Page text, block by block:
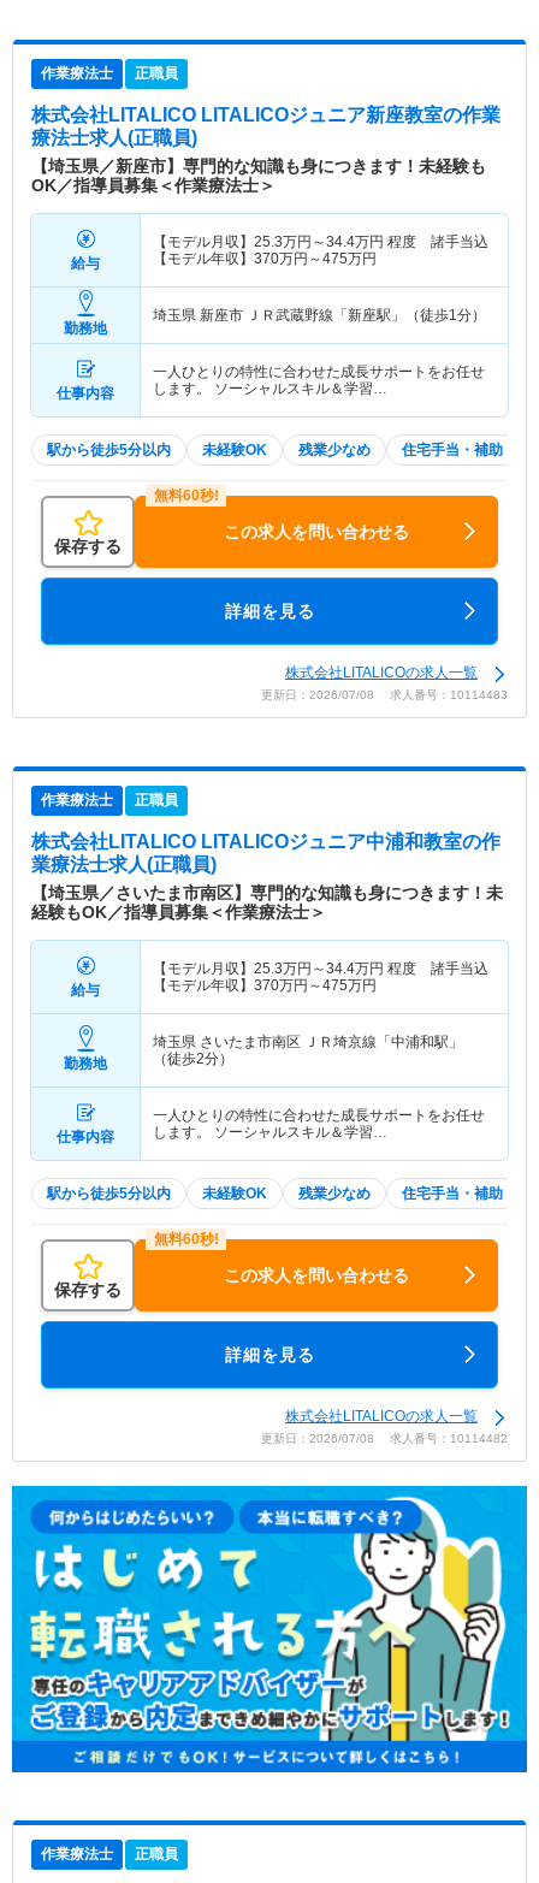
作業療法士 正職員
株式会社LITALICO LITALICOジュニア新座教室の作業
療法士求人(正職員)
【埼玉県／新座市】専門的な知識も身につきます！未経験も
OK／指導員募集＜作業療法士＞
給与
【モデル月収】 25.3万円～34.4万円 程度 諸手当込
【モデル年収】 370万円～475万円
勤務地
埼玉県 新座市 ＪＲ武蔵野線「新座駅」（徒歩1分）
仕事内容
一人ひとりの特性に合わせた成長サポートをお任せ
します。 ソーシャルスキル＆学習…
駅から徒歩5分以内 未経験OK 残業少なめ 住宅手当・補助
保存する
この求人を問い合わせる
詳細を見る
株式会社LITALICOの求人一覧
更新日：2026/07/08 求人番号：10114483
作業療法士 正職員
株式会社LITALICO LITALICOジュニア中浦和教室の作
業療法士求人(正職員)
【埼玉県／さいたま市南区】専門的な知識も身につきます！未
経験もOK／指導員募集＜作業療法士＞
給与
【モデル月収】 25.3万円～34.4万円 程度 諸手当込
【モデル年収】 370万円～475万円
勤務地
埼玉県 さいたま市南区 ＪＲ埼京線「中浦和駅」
（徒歩2分）
仕事内容
一人ひとりの特性に合わせた成長サポートをお任せ
します。 ソーシャルスキル＆学習…
駅から徒歩5分以内 未経験OK 残業少なめ 住宅手当・補助
保存する
この求人を問い合わせる
詳細を見る
株式会社LITALICOの求人一覧
更新日：2026/07/08 求人番号：10114482
作業療法士 正職員